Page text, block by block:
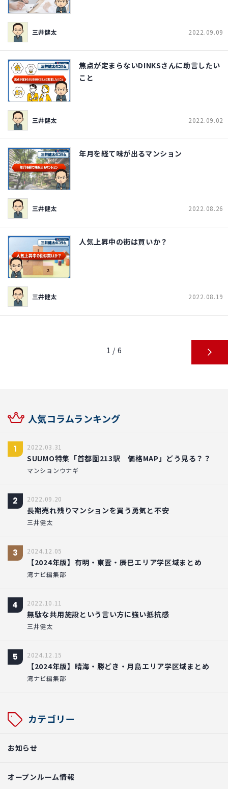
三井健太 2022.09.09
焦点が定まらないDINKSさんに助言したい
こと
三井健太 2022.09.02
年月を経て味が出るマンション
三井健太 2022.08.26
人気上昇中の街は買いか？
三井健太 2022.08.19
1 / 6
人気コラムランキング
1 2022.03.31
SUUMO特集「首都圏213駅 価格MAP」どう見る？？
マンションウナギ
2 2022.09.20
長期売れ残りマンションを買う勇気と不安
三井健太
3 2024.12.05
【2024年版】有明・東雲・辰巳エリア学区域まとめ
湾ナビ編集部
4 2022.10.11
無駄な共用施設という言い方に強い抵抗感
三井健太
5 2024.12.15
【2024年版】晴海・勝どき・月島エリア学区域まとめ
湾ナビ編集部
カテゴリー
お知らせ
オープンルーム情報